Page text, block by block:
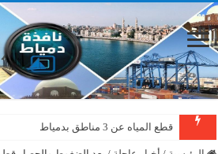
قطع المياه عن 3 مناطق بدمياط